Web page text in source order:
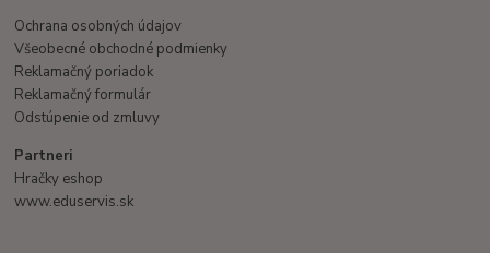
Ochrana osobných údajov
Všeobecné obchodné podmienky
Reklamačný poriadok
Reklamačný formulár
Odstúpenie od zmluvy
Partneri
Hračky eshop
www.eduservis.sk